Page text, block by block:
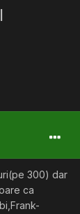
300) dar
ca